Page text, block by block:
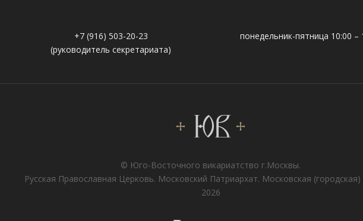
+7 (916) 503-20-23
(руководитель секретариата)
понедельник-пятница 10:00 –
© Юго-Восточного викариатствo г.Москвы.
Русская Православная Церковь. Московский Патриархат. Московская (городская)
2026